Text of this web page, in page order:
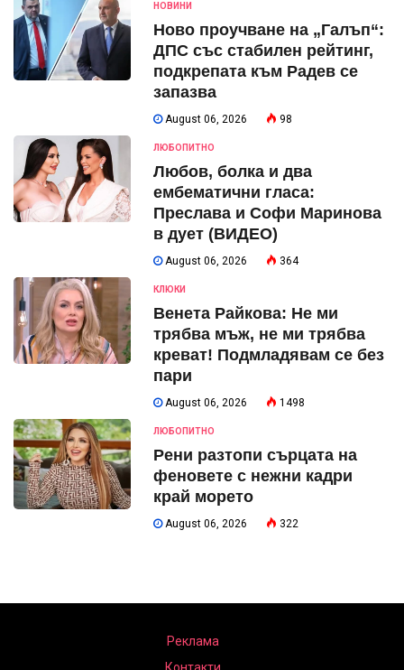
НОВИНИ
Ново проучване на „Галъп“:
ДПС със стабилен рейтинг,
подкрепата към Радев се
запазва
August 06, 2026 98
ЛЮБОПИТНО
Любов, болка и два
ембематични гласа:
Преслава и Софи Маринова
в дует (ВИДЕО)
August 06, 2026 364
КЛЮКИ
Венета Райкова: Не ми
трябва мъж, не ми трябва
креват! Подмладявам се без
пари
August 06, 2026 1498
ЛЮБОПИТНО
Рени разтопи сърцата на
феновете с нежни кадри
край морето
August 06, 2026 322
Реклама